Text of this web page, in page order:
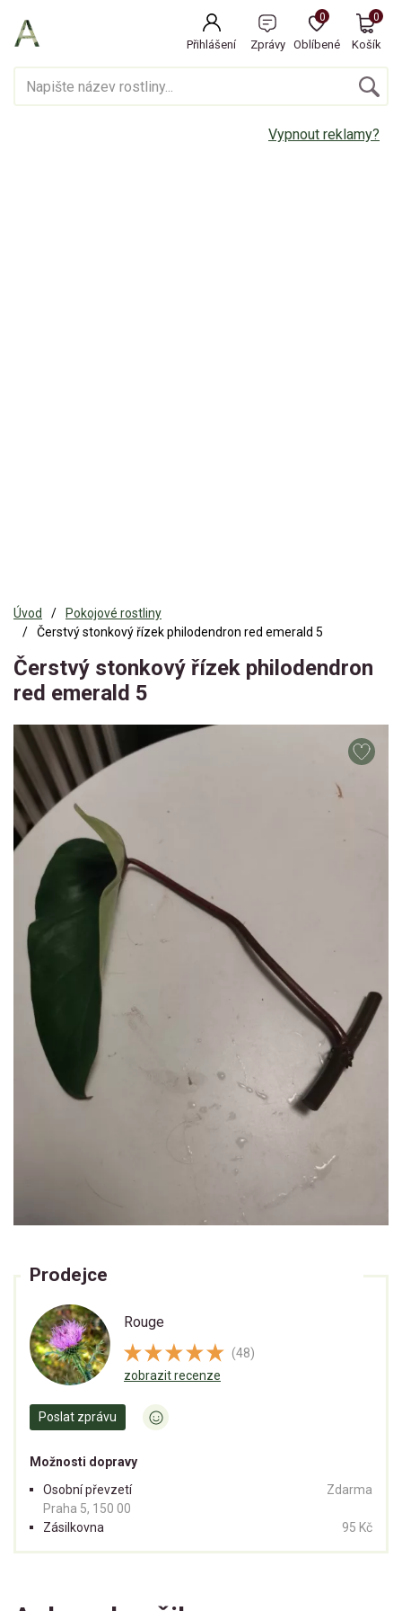
Přihlášení Zprávy Oblíbené
0
Košík
0
Vypnout reklamy?
Úvod
Pokojové rostliny
Čerstvý stonkový řízek philodendron red emerald 5
Čerstvý stonkový řízek philodendron
red emerald 5
Prodejce
Rouge
(48)
zobrazit recenze
Poslat zprávu
Možnosti dopravy
Osobní převzetí
Praha 5, 150 00
Zdarma
Zásilkovna 95 Kč